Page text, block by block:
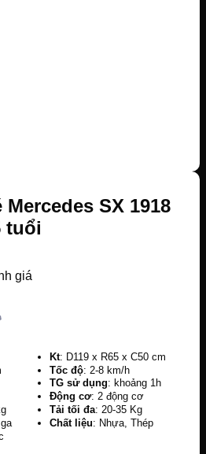
SX 1918
tuổi
giá
Kt: D119 x R65 x C50 cm
Tốc độ: 2-8 km/h
TG sử dụng: khoảng 1h
Động cơ: 2 động cơ
Tải tối đa: 20-35 Kg
Chất liệu: Nhựa, Thép